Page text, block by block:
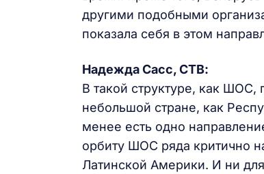
другими подобными
показала себя в этом
Надежда Сасс, СТВ:
В такой структуре, как ШОС,
небольшой стране, как
менее есть одно
орбиту ШОС ряда критично
Латинской Америки. И ни